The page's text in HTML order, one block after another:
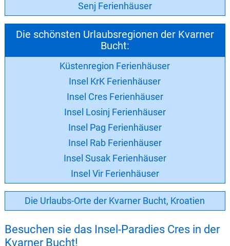
Senj Ferienhäuser
Die schönsten Urlaubsregionen der Kvarner
Bucht:
Küstenregion Ferienhäuser
Insel KrK Ferienhäuser
Insel Cres Ferienhäuser
Insel Losinj Ferienhäuser
Insel Pag Ferienhäuser
Insel Rab Ferienhäuser
Insel Susak Ferienhäuser
Insel Vir Ferienhäuser
Die Urlaubs-Orte der Kvarner Bucht, Kroatien
Besuchen sie das Insel-Paradies Cres in der
Kvarner Bucht!